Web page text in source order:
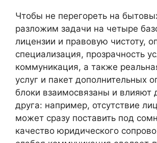
Чтобы не перегореть на
разложим задачи на четыре
лицензии и правовую чистоту,
специализация, прозрачность
коммуникация, а также
услуг и пакет дополнительных
блоки взаимосвязаны и влияют
друга: например, отсутствие
может сразу поставить под
качество юридического